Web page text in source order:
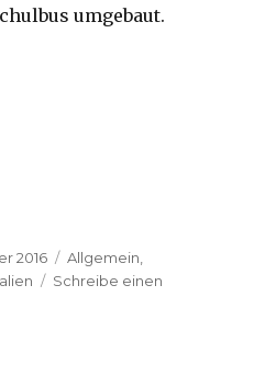
umgebaut.
2016 Kategorien
Allgemein
Schreibe einen